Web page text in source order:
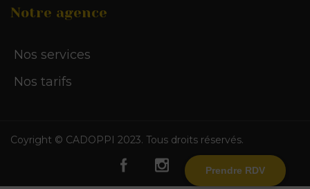
Prendre RDV
Notre agence
Nos services
Nos tarifs
Coyright © CADOPPI 2023. Tous droits réservés.